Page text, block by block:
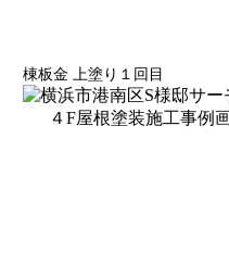
棟板金 上塗り１回目